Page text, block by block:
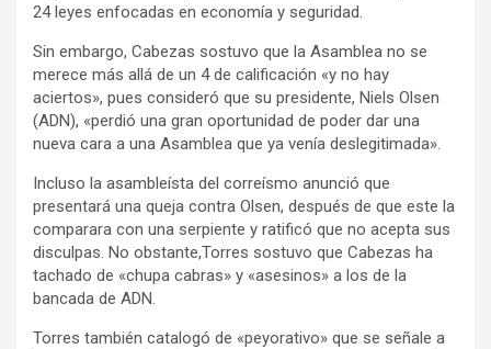
24 leyes enfocadas en economía y seguridad.
Sin embargo, Cabezas sostuvo que la Asamblea no se
merece más allá de un 4 de calificación «y no hay
aciertos», pues consideró que su presidente, Niels Olsen
(ADN), «perdió una gran oportunidad de poder dar una
nueva cara a una Asamblea que ya venía deslegitimada».
Incluso la asambleísta del correísmo anunció que
presentará una queja contra Olsen, después de que este la
comparara con una serpiente y ratificó que no acepta sus
disculpas. No obstante,Torres sostuvo que Cabezas ha
tachado de «chupa cabras» y «asesinos» a los de la
bancada de ADN.
Torres también catalogó de «peyorativo» que se señale a